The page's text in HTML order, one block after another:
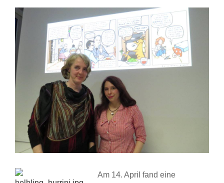
Zeige
grösseres
Bild
Am 14. April fand eine